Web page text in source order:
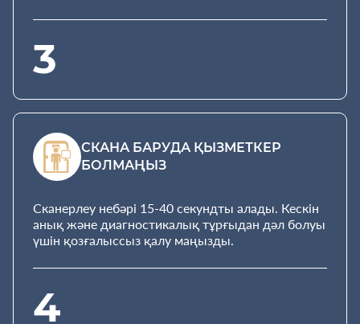
3
СКАНА БАРУДА ҚЫЗМЕТКЕР
БОЛМАҢЫЗ
Сканерлеу небәрі 15-40 секундты алады. Кескін
анық және диагностикалық тұрғыдан дәл болуы
үшін қозғалыссыз қалу маңызды.
4